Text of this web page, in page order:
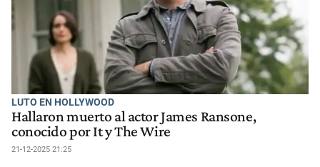
LUTO EN HOLLYWOOD
Hallaron muerto al actor James Ransone,
conocido por It y The Wire
21-12-2025 21:25